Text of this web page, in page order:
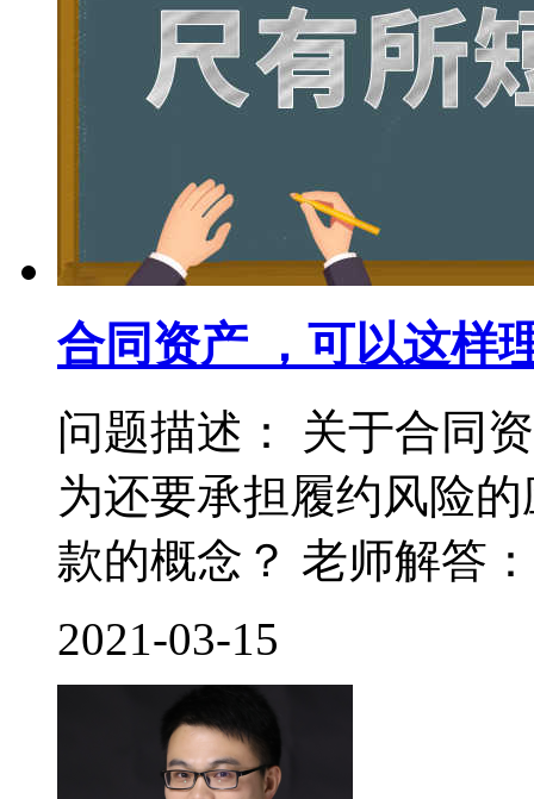
合同资产 ，可以这样
问题描述： 关于合同
为还要承担履约风险
款的概念？ 老师解答
2021-03-15